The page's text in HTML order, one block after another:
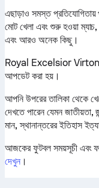
এছাড়াও সমস্ত প্রতিযোগিতায়
মোট খেলা এবং শুরু হওয়া ম্যাচ,
এবং আরও অনেক কিছু।
Royal Excelsior Virton
আপডেট করা হয়।
আপনি উপরের তালিকা থেকে
দেখতে পারেন যেমন জাতীয়তা,
মান, স্থানান্তরের ইতিহাস
আজকের ফুটবল সময়সূচী এবং
দেখুন।